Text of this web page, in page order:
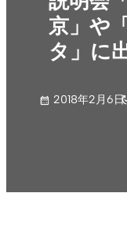
京」や
タ」に
2018年2月6日